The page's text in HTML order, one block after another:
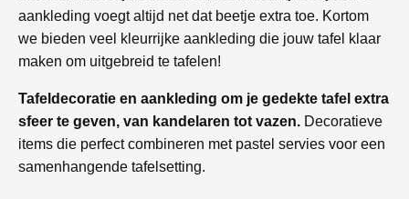
aankleding voegt altijd net dat beetje extra toe. Kortom
we bieden veel kleurrijke aankleding die jouw tafel klaar
maken om uitgebreid te tafelen!
Tafeldecoratie en aankleding om je gedekte tafel extra
sfeer te geven, van kandelaren tot vazen. Decoratieve
items die perfect combineren met pastel servies voor een
samenhangende tafelsetting.